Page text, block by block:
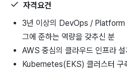
자격요건
3년 이상의 DevOps / Platform
그에 준하는 역량을 갖추신 분
AWS 중심의 클라우드 인프라
Kubernetes(EKS) 클러스터 구